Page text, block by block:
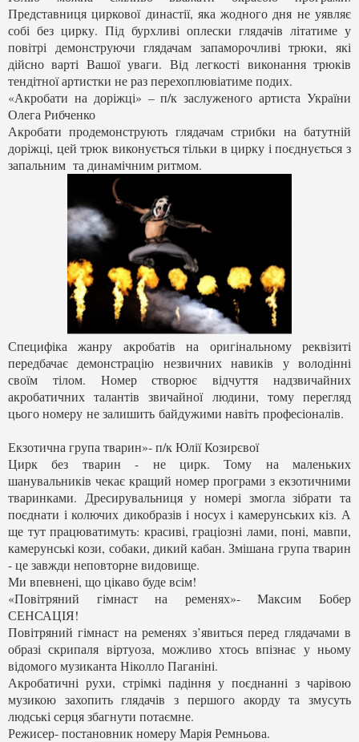
Представниця циркової династії, яка жодного дня не уявляє
собі без цирку. Під бурхливі оплески глядачів літатиме у
повітрі демонструючи глядачам запаморочливі трюки, які
дійсно варті Вашої уваги. Від легкості виконання трюків
тендітної артистки не раз перехоплювіатиме подих.
«Акробати на доріжці» – п/к заслуженого артиста України
Олега Рибченко
Акробати продемонструють глядачам стрибки на батутній
доріжці, цей трюк виконується тільки в цирку і поєднується з
запальним та динамічним ритмом.
Специфіка жанру акробатів на оригінальному реквізиті
передбачає демонстрацію незвичних навиків у володінні
своїм тілом. Номер створює відчуття надзвичайних
акробатичних талантів звичайної людини, тому перегляд
цього номеру не залишить байдужими навіть професіоналів.
Екзотична група тварин»- п/к Юлії Козирєвої
Цирк без тварин - не цирк. Тому на маленьких
шанувальників чекає кращий номер програми з екзотичними
тваринками. Дресирувальниця у номері змогла зібрати та
поєднати і колючих дикобразів і носух і камерунських кіз. А
ще тут працюватимуть: красиві, граціозні лами, поні, мавпи,
камерунські кози, собаки, дикий кабан. Змішана група тварин
- це завжди неповторне видовище.
Ми впевнені, що цікаво буде всім!
«Повітряний гімнаст на ременях»- Максим Бобер
СЕНСАЦІЯ!
Повітряний гімнаст на ременях з’явиться перед глядачами в
образі скрипаля віртуоза, можливо хтось впізнає у ньому
відомого музиканта Ніколло Паганіні.
Акробатичні рухи, стрімкі падіння у поєднанні з чарівою
музикою захопить глядачів з першого акорду та змусуть
людські серця збагнути потаємне.
Режисер- постановник номеру Марія Ремньова.